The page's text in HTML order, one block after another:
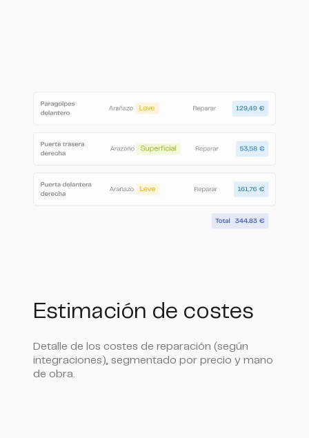
Estimación de costes
Detalle de los costes de reparación (según
integraciones), segmentado por precio y mano
de obra.